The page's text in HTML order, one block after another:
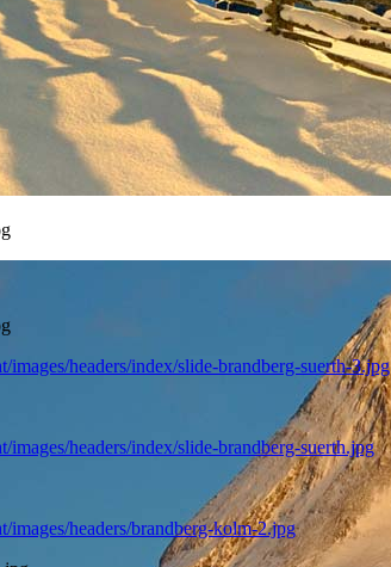
images/headers/index/slide-brandberg-suerth-3.jpg
images/headers/index/slide-brandberg-suerth.jpg
images/headers/brandberg-kolm-2.jpg